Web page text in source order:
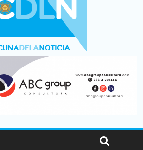
con más movimiento y consumo
personas viajaron por el país, un 5,9%
de autos usados en julio: bajó un 12,6%